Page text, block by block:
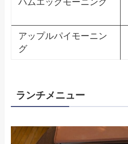
アップルパイモーニン
グ
ランチメニュー